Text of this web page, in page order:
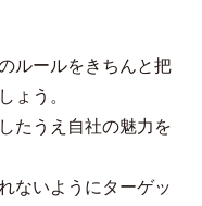
ルールをきちんと把
ょう。
たうえ自社の魅力を
ないようにターゲッ